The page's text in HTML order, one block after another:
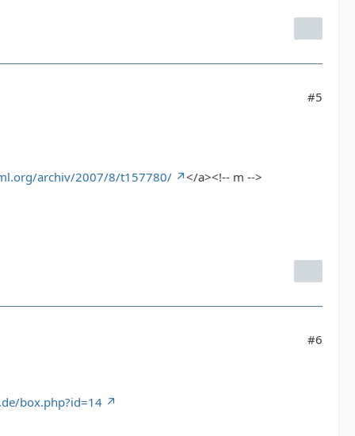
#5
archiv/2007/8/t157780/ </a><!-- m -->
#6
box.php?id=14